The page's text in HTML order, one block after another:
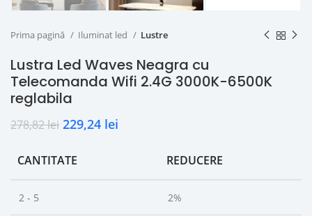
Prima pagină Iluminat led Lustre
Lustra Led Waves Neagra cu
Telecomanda Wifi 2.4G 3000K-6500K
reglabila
278,82lei 229,24 lei
CANTITATE REDUCERE
2 - 5 2%